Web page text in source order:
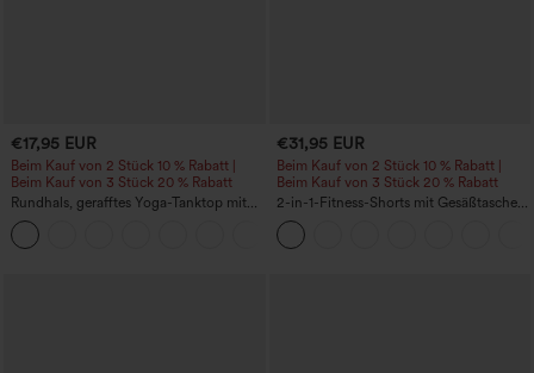
€17,95 EUR
Beim Kauf von 2 Stück 10 % Rabatt |
Beim Kauf von 3 Stück 20 % Rabatt
Rundhals, gerafftes Yoga-Tanktop mit
Cool-Touch-Effekt – UPF50+
€31,95 EUR
Beim Kauf von 2 Stück 10 % Rabatt |
Beim Kauf von 3 Stück 20 % Rabatt
2-in-1-Fitness-Shorts mit Gesäßtasche
und seitlicher versteckter Tasche 6,3 cm